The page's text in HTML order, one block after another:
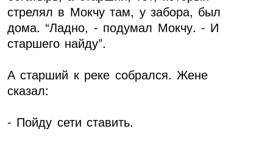
стрелял в Мокчу там, у забора, был
дома. “Ладно, - подумал Мокчу. - И
старшего найду”.
А старший к реке собрался. Жене
сказал:
- Пойду сети ставить.